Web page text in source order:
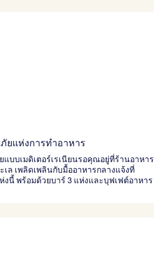
ยแห่งการทำอาหาร
แบบเมดิเตอร์เรเนียนรอคุณอยู่ที่ร้านอาหาร
เล เพลิดเพลินกับมื้ออาหารกลางแจ้งที่
งนี้ พร้อมด้วยบาร์ 3 แห่งและบุฟเฟต์อาหาร